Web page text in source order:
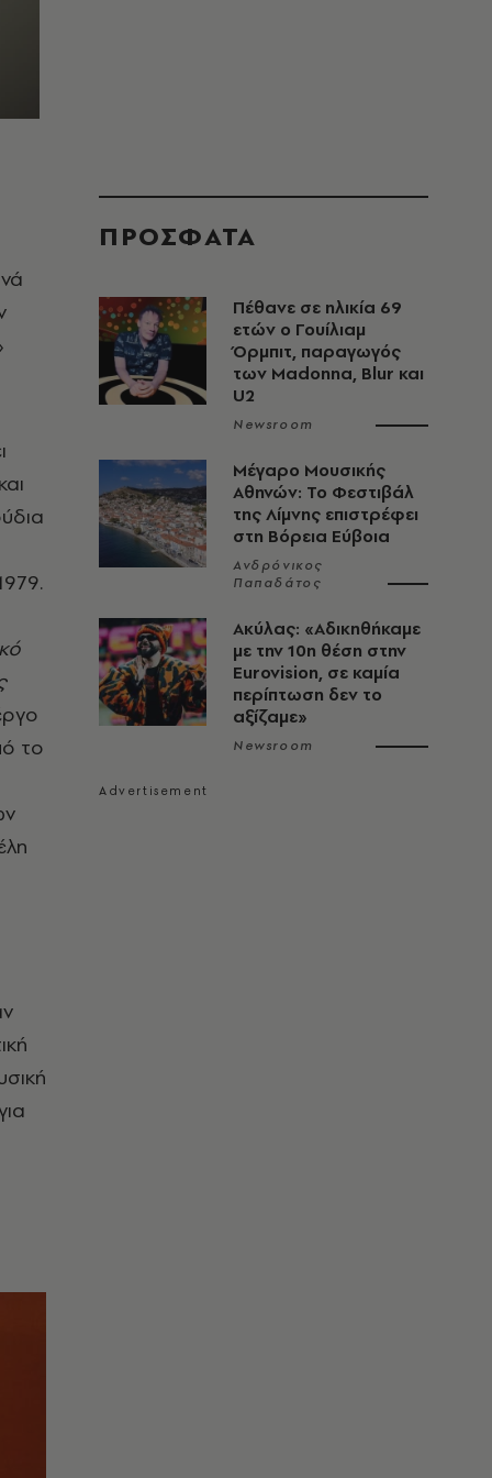
το
ΠΡΟΣΦΑΤΑ
Πέθανε σε ηλικία 69
ετών ο Γουίλιαμ
Όρμπιτ, παραγωγός
των Madonna, Blur και
U2
Newsroom
Μέγαρο Μουσικής
Αθηνών: Το Φεστιβάλ
της Λίμνης επιστρέφει
στη Βόρεια Εύβοια
Ανδρόνικος
Παπαδάτος
Ακύλας: «Αδικηθήκαμε
με την 10η θέση στην
Eurovision, σε καμία
περίπτωση δεν το
αξίζαμε»
Newsroom